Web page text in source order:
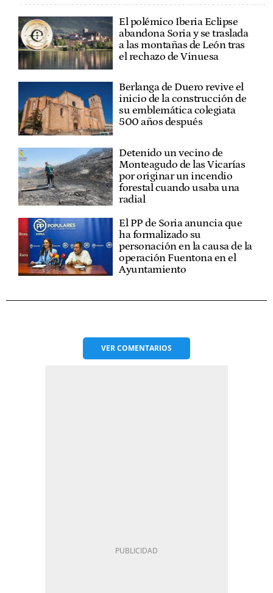
El polémico Iberia Eclipse
abandona Soria y se traslada
a las montañas de León tras
el rechazo de Vinuesa
Berlanga de Duero revive el
inicio de la construcción de
su emblemática colegiata
500 años después
Detenido un vecino de
Monteagudo de las Vicarías
por originar un incendio
forestal cuando usaba una
radial
El PP de Soria anuncia que
ha formalizado su
personación en la causa de la
operación Fuentona en el
Ayuntamiento
VERCOMENTARIOS